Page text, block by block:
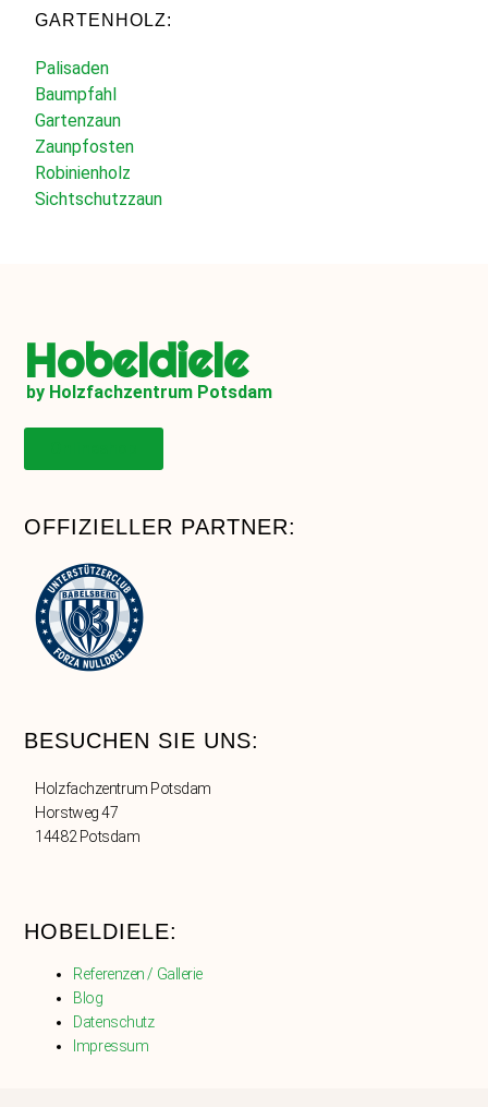
GARTENHOLZ:
Palisaden
Baumpfahl
Gartenzaun
Zaunpfosten
Robinienholz
Sichtschutzzaun
Hobeldiele
by Holzfachzentrum Potsdam
OFFIZIELLER PARTNER:
BESUCHEN SIE UNS:
Holzfachzentrum Potsdam
Horstweg 47
14482 Potsdam
HOBELDIELE:
Referenzen / Gallerie
Blog
Datenschutz
Impressum